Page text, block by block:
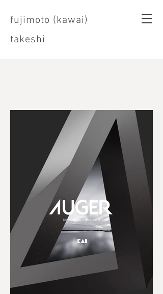
fujimoto (kawai)
takeshi